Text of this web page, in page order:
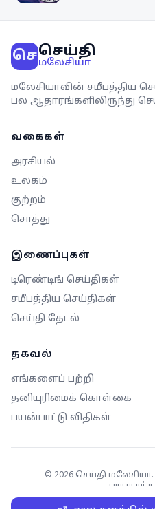
செசெய்தி
மலேசியா
மலேசியாவின் சமீபத்திய
பல ஆதாரங்களிலிருந்து
வகைகள்
அரசியல்
உலகம்
குற்றம்
சொத்து
இணைப்புகள்
டிரெண்டிங் செய்திகள்
சமீபத்திய செய்திகள்
செய்தி தேடல்
தகவல்
எங்களைப் பற்றி
தனியுரிமைக் கொள்கை
பயன்பாட்டு விதிகள்
© 2026செய்தி